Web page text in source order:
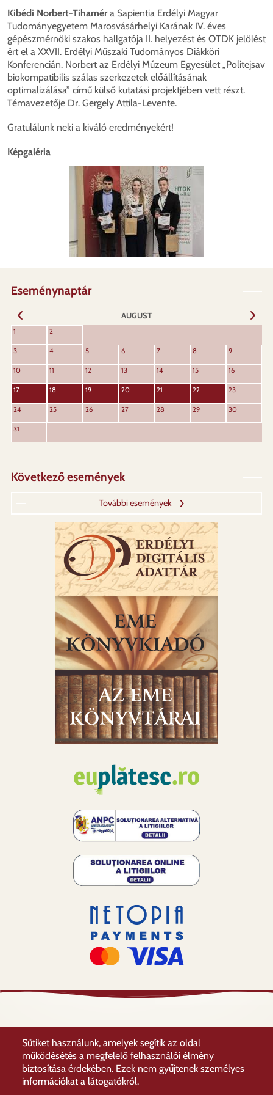
Kibédi Norbert-Tihaméra Sapientia Erdélyi Magyar
Tudományegyetem Marosvásárhelyi Karának IV. éves
gépészmérnöki szakos hallgatója II. helyezést és OTDK jelölést
ért el a XXVII. Erdélyi Műszaki Tudományos Diákköri
Konferencián. Norbert az Erdélyi Múzeum Egyesület „Politejsav
biokompatibilis szálas szerkezetek előállításának
optimalizálása” című külső kutatási projektjében vett részt.
Témavezetője Dr. Gergely Attila-Levente.
Gratulálunk neki a kiváló eredményekért!
Képgaléria
Eseménynaptár
ANTERIOR
AUGUST
1 2
3 4 5 6 7 8 9
10 11 12 13 14 15 16
17 18 19 20 21 22 23
24 25 26 27 28 29 30
31
Következő események
További események
© 2026 Erdélyi Múzeum Egyesület, All rights reserved.
Lábléc
Támogassa az EMÉ-t
Sütiket használunk, amelyek segítik az oldal
működésétés a megfelelő felhasználói élmény
biztosítása érdekében. Ezek nem gyűjtenek személyes
információkat a látogatókról.